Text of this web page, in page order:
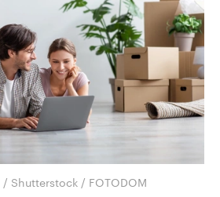
Shutterstock / FOTODOM